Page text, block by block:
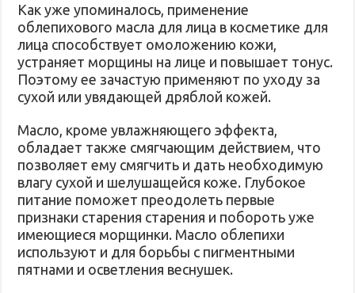
Как уже упоминалось, применение
облепихового масла для лица в косметике для
лица способствует омоложению кожи,
устраняет морщины на лице и повышает тонус.
Поэтому ее зачастую применяют по уходу за
сухой или увядающей дряблой кожей.
Масло, кроме увлажняющего эффекта,
обладает также смягчающим действием, что
позволяет ему смягчить и дать необходимую
влагу сухой и шелушащейся коже. Глубокое
питание поможет преодолеть первые
признаки старения старения и побороть уже
имеющиеся морщинки. Масло облепихи
используют и для борьбы с пигментными
пятнами и осветления веснушек.